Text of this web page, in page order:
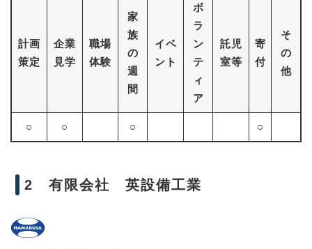
計画
策定
企業
見学
職場
体験
家
族
の
週
間
イベ
ント
ボ
ラ
ン
テ
ィ
ア
託児
室等
寄
付
そ
の
他
○ ○ ○ ○
2 有限会社 英設備工業